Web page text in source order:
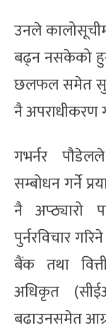
उनले
बढ्न नसकेको
छलफल समेत
नै अपराधीकरण
गभर्नर
सम्बोधन गर्ने
नै अप्ठ्यारो
पुर्नरविचार
बैंक तथा
अधिकृत
बढाउनसमेत